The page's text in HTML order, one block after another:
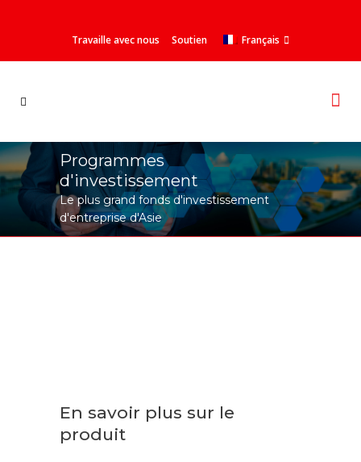
Travaille avec nous Soutien Français
Programmes
d'investissement
Le plus grand fonds d'investissement
d'entreprise d'Asie
En savoir plus sur le
produit